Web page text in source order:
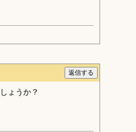
ょうか？